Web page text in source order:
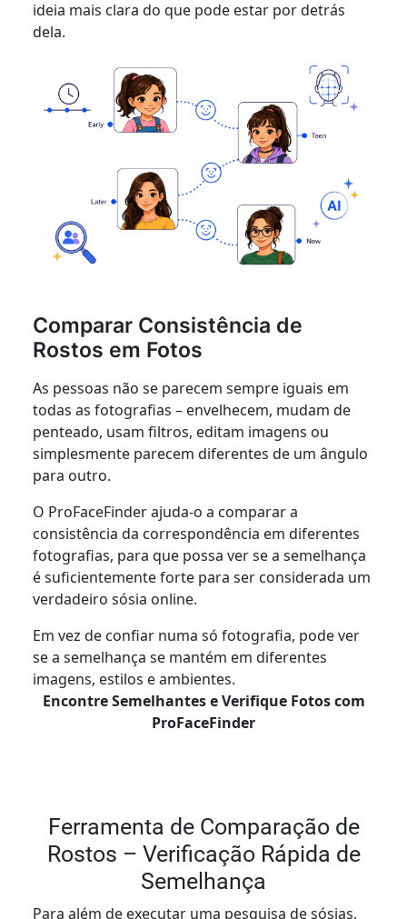
ideia mais clara do que pode estar por detrás
dela.
Comparar Consistência de
Rostos em Fotos
As pessoas não se parecem sempre iguais em
todas as fotografias – envelhecem, mudam de
penteado, usam filtros, editam imagens ou
simplesmente parecem diferentes de um ângulo
para outro.
O ProFaceFinder ajuda-o a comparar a
consistência da correspondência em diferentes
fotografias, para que possa ver se a semelhança
é suficientemente forte para ser considerada um
verdadeiro sósia online.
Em vez de confiar numa só fotografia, pode ver
se a semelhança se mantém em diferentes
imagens, estilos e ambientes.
Encontre Semelhantes e Verifique Fotos com
ProFaceFinder
Ferramenta de Comparação de
Rostos – Verificação Rápida de
Semelhança
Para além de executar uma pesquisa de sósias,